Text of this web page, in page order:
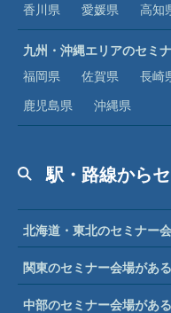
香川県
愛媛県 高知
九州・沖縄エリアのセミ
福岡県
佐賀県 長崎
鹿児島県
沖縄県
駅・路線から
北海道・東北のセミナー
関東のセミナー会場があ
中部のセミナー会場があ